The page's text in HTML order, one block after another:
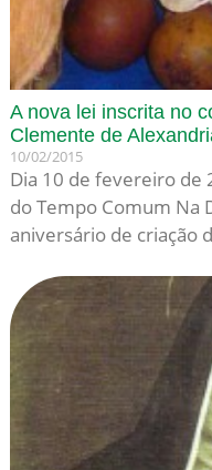
A nova lei inscrita no
Clemente de
10/02/2015
Dia 10 de fevereiro de
do Tempo Comum Na
aniversário de criação